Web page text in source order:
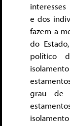
interesses
e dos
fazem a
do
político
grau de